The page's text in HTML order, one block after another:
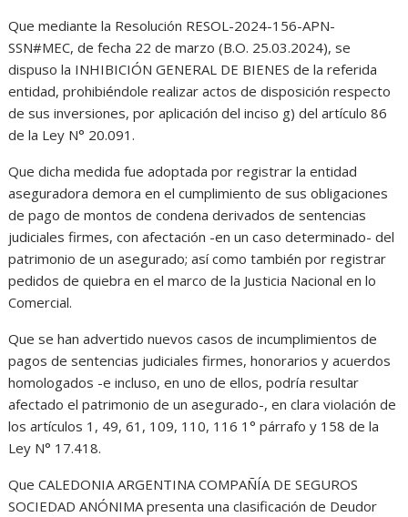
Que mediante la Resolución RESOL-2024-156-APN-
SSN#MEC, de fecha 22 de marzo (B.O. 25.03.2024), se
dispuso la INHIBICIÓN GENERAL DE BIENES de la referida
entidad, prohibiéndole realizar actos de disposición respecto
de sus inversiones, por aplicación del inciso g) del artículo 86
de la Ley N° 20.091.
Que dicha medida fue adoptada por registrar la entidad
aseguradora demora en el cumplimiento de sus obligaciones
de pago de montos de condena derivados de sentencias
judiciales firmes, con afectación -en un caso determinado- del
patrimonio de un asegurado; así como también por registrar
pedidos de quiebra en el marco de la Justicia Nacional en lo
Comercial.
Que se han advertido nuevos casos de incumplimientos de
pagos de sentencias judiciales firmes, honorarios y acuerdos
homologados -e incluso, en uno de ellos, podría resultar
afectado el patrimonio de un asegurado-, en clara violación de
los artículos 1, 49, 61, 109, 110, 116 1° párrafo y 158 de la
Ley N° 17.418.
Que CALEDONIA ARGENTINA COMPAÑÍA DE SEGUROS
SOCIEDAD ANÓNIMA presenta una clasificación de Deudor